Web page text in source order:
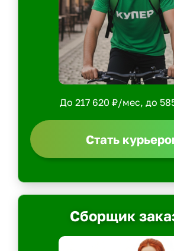
До 217 620 ₽/мес, до
Стать
Сборщик